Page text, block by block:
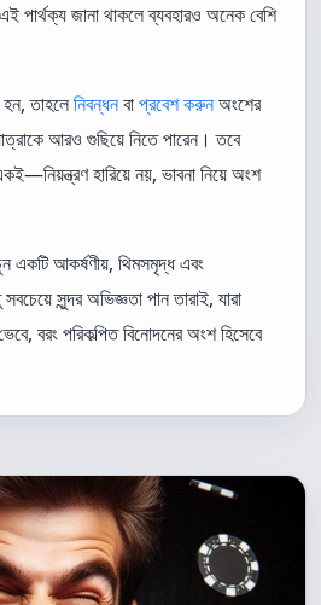
জানা থাকলে ব্যবহারও অনেক বেশি
হন, তাহলেনিবন্ধনবাপ্রবেশ করুনঅংশের
আরও গুছিয়ে নিতে পারেন। তবে
হারিয়ে নয়, ভাবনা নিয়ে অংশ
একটি আকর্ষণীয়, থিমসমৃদ্ধ এবং
সুন্দর অভিজ্ঞতা পান তারাই, যারা
বরং পরিকল্পিত বিনোদনের অংশ হিসেবে